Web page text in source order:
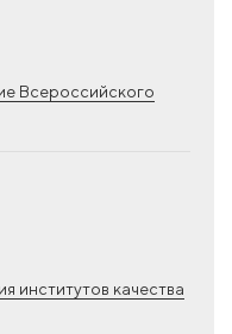
Всероссийского
институтов качества